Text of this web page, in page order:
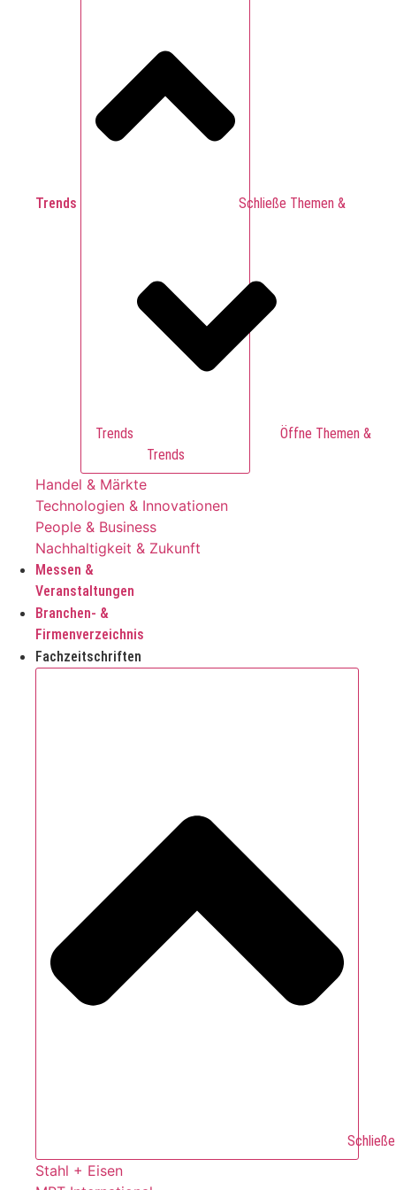
Trends
Trends
Trends
Handel & Märkte
Technologien & Innovationen
People & Business
Nachhaltigkeit & Zukunft
Messen &
Veranstaltungen
Branchen- &
Firmenverzeichnis
Fachzeitschriften
Stahl + Eisen